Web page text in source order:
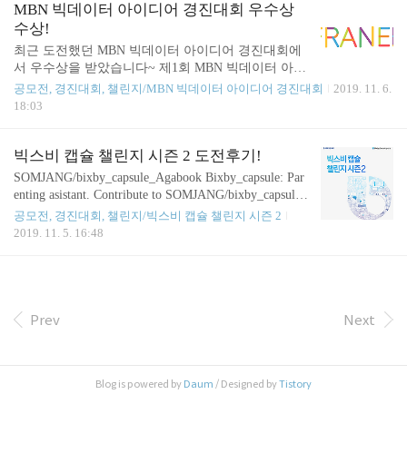
스(노보텔 앰배서더 동대문)는 2일부터 기가지니 호
텔 로봇 '엔봇'을 객실 서비스에 도입했다고 밝혔다.
기가지니 호텔로봇 서비스는 KT가 지난해 선보였던
'기가지니 호텔'의 움 kdx.kr 바로 12월 2일인 오늘!
우리나라 최초의 데이터 거래소인 한국데이터거래소
가 출범식을 가지며 그 시작을 알렸습니다. 저는 오
늘 MBN 빅데이터 아이디어 경진대회 시상식에 참석
MBN 빅데이터 아이디어 경진대회 우수상
수상!
최근 도전했던 MBN 빅데이터 아이디어 경진대회에
서 우수상을 받았습니다~ 제1회 MBN 빅데이터 아이
디어 경진대회 수상자 발표 - 유통소비 데이터거래소
국내 최대 ‘유통∙소비 빅데이터 플랫폼’ 으로 새로운
하며 준비했던 팀원들과 중간중간 계속 저희를 지도
해주셨던 이동환 PM님 그리고 정말 소중한 피드백
남겨주셨던 교육생분들 정말 감사합니다~ datart data
analysis for business datart.tistory.com ↑ 도움을 주셨던
PM님 블로그
공모전, 경진대회, 챌린지/MBN 빅데이터 아이디어 경진대회
2019. 11. 6.
18:03
빅스비 캡슐 챌린지 시즌 2 도전후기!
SOMJANG/bixby_capsule_Agabook Bixby_capsule: Par
enting asistant. Contribute to SOMJANG/bixby_capsule_
Agabook development by creating an account on GitHu
b. github.com 1. 도전하게 된 계기 기존에 초보 엄마,
보니 이 챌린지를 하면서 처음 알게된 플랫폼이었습
공모전, 경진대회, 챌린지/빅스비 캡슐 챌린지 시즌 2
2019. 11. 5. 16:48
Prev Next
Blog is powered by Daum / Designed byTistory